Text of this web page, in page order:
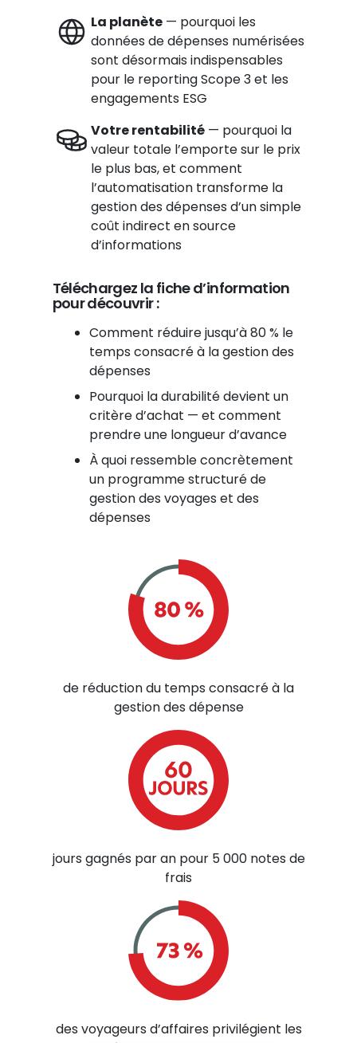
La planète— pourquoi les
données de dépenses numérisées
sont désormais indispensables
pour le reporting Scope 3 et les
engagements ESG
Votre rentabilité— pourquoi la
valeur totale l’emporte sur le prix
le plus bas, et comment
l’automatisation transforme la
gestion des dépenses d’un simple
coût indirect en source
d’informations
Téléchargez la fiche d’information
pour découvrir :
Comment réduire jusqu’à 80 % le
temps consacré à la gestion des
dépenses
Pourquoi la durabilité devient un
critère d’achat — et comment
prendre une longueur d’avance
À quoi ressemble concrètement
un programme structuré de
gestion des voyages et des
dépenses
de réduction du temps consacré à la
gestion des dépense
jours gagnés par an pour 5 000 notes de
frais
des voyageurs d’affaires privilégient les